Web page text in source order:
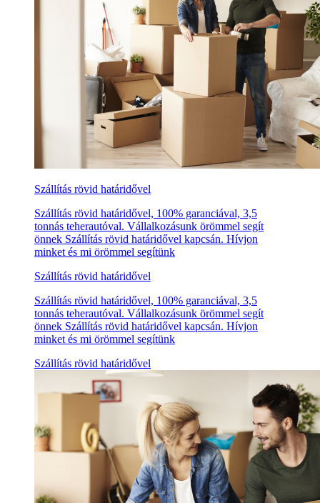
Szállítás rövid határidővel
Szállítás rövid határidővel, 100% garanciával, 3,5
tonnás teherautóval. Vállalkozásunk örömmel segít
önnek Szállítás rövid határidővel kapcsán. Hívjon
minket és mi örömmel segítünk
Szállítás rövid határidővel
Szállítás rövid határidővel, 100% garanciával, 3,5
tonnás teherautóval. Vállalkozásunk örömmel segít
önnek Szállítás rövid határidővel kapcsán. Hívjon
minket és mi örömmel segítünk
Szállítás rövid határidővel